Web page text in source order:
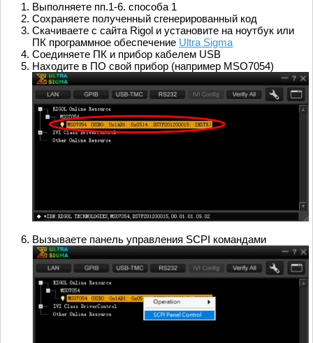
Выполняете пп.1-6. способа 1
Сохраняете полученный сгенерированный код
Скачиваете с сайта Rigol и установите на ноутбук или
ПК программное обеспечение Ultra Sigma
Соединяете ПК и прибор кабелем USB
Находите в ПО свой прибор (например MSO7054)
Вызываете панель управления SCPI командами